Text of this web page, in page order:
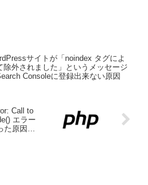
サイトが「noindex タグによ
除外されました」というメッセージ
Consoleに登録出来ない原因
Call to
エラー
原因と